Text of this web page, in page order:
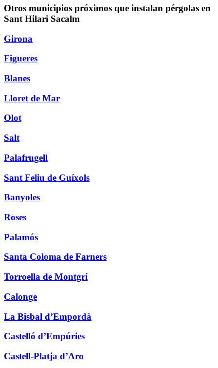
Otros municipios próximos que instalan pérgolas en
Sant Hilari Sacalm
Girona
Figueres
Blanes
Lloret de Mar
Olot
Salt
Palafrugell
Sant Feliu de Guíxols
Banyoles
Roses
Palamós
Santa Coloma de Farners
Torroella de Montgrí
Calonge
La Bisbal d’Empordà
Castelló d’Empúries
Castell-Platja d’Aro